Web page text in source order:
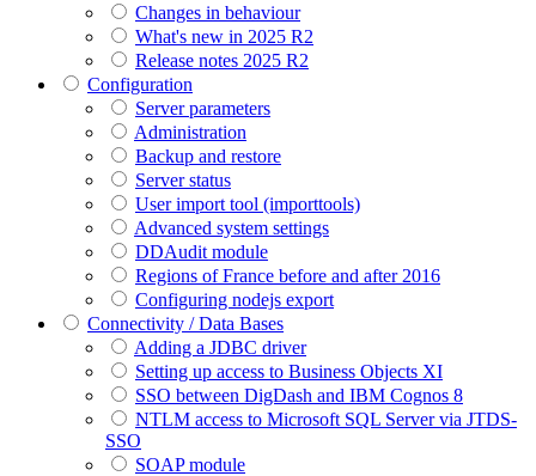
Changes in behaviour
What's new in 2025 R2
Release notes 2025 R2
Configuration
Server parameters
Administration
Backup and restore
Server status
User import tool (importtools)
Advanced system settings
DDAudit module
Regions of France before and after 2016
Configuring nodejs export
Connectivity / Data Bases
Adding a JDBC driver
Setting up access to Business Objects XI
SSO between DigDash and IBM Cognos 8
NTLM access to Microsoft SQL Server via JTDS-
SSO
SOAP module